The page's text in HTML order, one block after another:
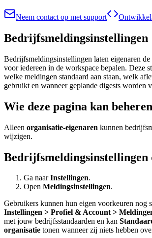
Neem contact op met support
Bedrijfsmeldingsinstellingen
Bedrijfsmeldingsinstellingen laten eigenaren de
voor iedereen in de workspace bepalen. Deze
welke meldingen standaard aan staan, welk
gebruikt en wanneer geplande digests worden
Wie deze pagina kan beheren
Alleen organisatie-eigenaren kunnen
wijzigen.
Bedrijfsmeldingsinstellingen
Ga naarInstellingen.
Open Meldingsinstellingen.
Gebruikers kunnen hun eigen voorkeuren nog
Instellingen > Profiel & Account >
met jouw bedrijfsstandaarden en kan
organisatie tonen wanneer zij niets hebben